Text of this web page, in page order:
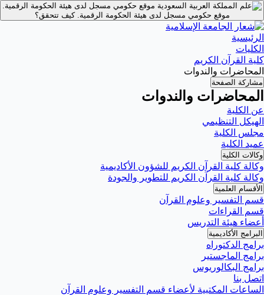
موقع حكومي مسجل لدى هيئة الحكومة الرقمية.
موقع حكومي مسجل لدى هيئة الحكومة الرقمية.كيف تتحقق؟
الرئيسية
الكليات
كلية القرآن الكريم
المحاضرات والندوات
مشاركة الصفحة
المحاضرات والندوات
عن الكلية
الهيكل التنظيمي
مجلس الكلية
عميد الكلية
وكالات الكلية
وكالة كلية القرآن الكريم للشؤون الأكاديمية
وكالة كلية القرآن الكريم للتطوير والجودة
الأقسام العلمية
قسم التفسير وعلوم القرآن
قسم القراءات
أعضاء هيئة التدريس
البرامج الأكاديمية
برامج الدكتوراه
برامج الماجستير
برامج البكالوريوس
اتصل بنا
الساعات المكتبية لأعضاء قسم التفسير وعلوم القرآن